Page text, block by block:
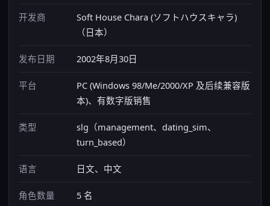
开发商
Soft House Chara (ソフトハウスキャラ)
（日本）
发布日期 2002年8月30日
平台
PC (Windows 98/Me/2000/XP 及后续兼容版
本)、有数字版销售
类型
slg（management、dating_sim、
turn_based）
语言 日文、中文
角色数量 5 名